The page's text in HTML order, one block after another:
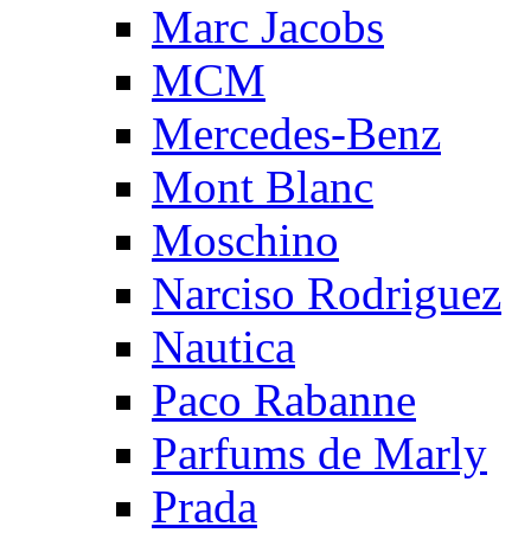
Marc Jacobs
MCM
Mercedes-Benz
Mont Blanc
Moschino
Narciso Rodriguez
Nautica
Paco Rabanne
Parfums de Marly
Prada